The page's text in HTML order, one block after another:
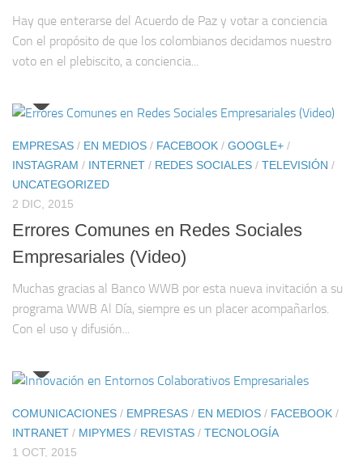
Hay que enterarse del Acuerdo de Paz y votar a conciencia
Con el propósito de que los colombianos decidamos nuestro
voto en el plebiscito, a conciencia...
EMPRESAS / EN MEDIOS / FACEBOOK / GOOGLE+ /
INSTAGRAM / INTERNET / REDES SOCIALES / TELEVISIÓN /
UNCATEGORIZED
2 DIC, 2015
Errores Comunes en Redes Sociales
Empresariales (Video)
Muchas gracias al Banco WWB por esta nueva invitación a su
programa WWB Al Día, siempre es un placer acompañarlos.
Con el uso y difusión...
COMUNICACIONES / EMPRESAS / EN MEDIOS / FACEBOOK /
INTRANET / MIPYMES / REVISTAS / TECNOLOGÍA
1 OCT, 2015